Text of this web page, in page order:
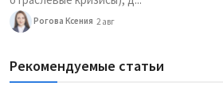
Рогова Ксения 2 авг
Рекомендуемые статьи